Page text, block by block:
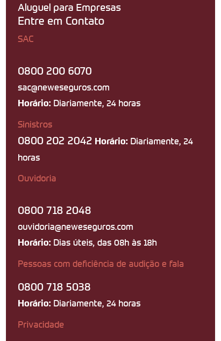
Aluguel para Empresas
Entre em Contato
SAC
0800 200 6070
sac@neweseguros.com
Horário: Diariamente, 24 horas
Sinistros
0800 202 2042 Horário: Diariamente, 24
horas
Ouvidoria
0800 718 2048
ouvidoria@neweseguros.com
Horário: Dias úteis, das 08h às 18h
Pessoas com deficiência de audição e fala
0800 718 5038
Horário: Diariamente, 24 horas
Privacidade